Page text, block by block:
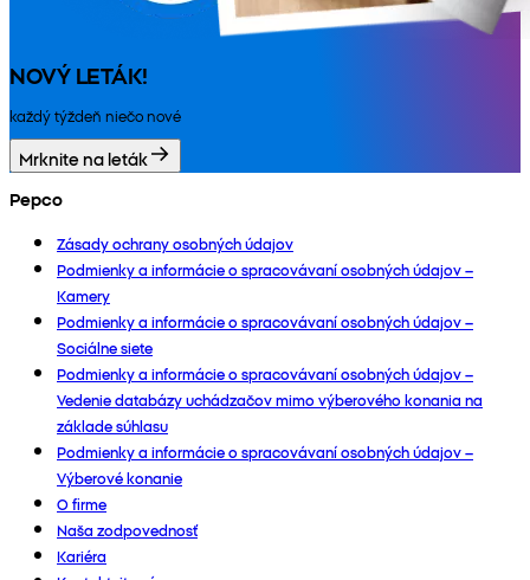
NOVÝ LETÁK!
každý týždeň niečo nové
Mrknite na leták
Pepco
Zásady ochrany osobných údajov
Podmienky a informácie o spracovávaní osobných údajov –
Kamery
Podmienky a informácie o spracovávaní osobných údajov –
Sociálne siete
Podmienky a informácie o spracovávaní osobných údajov –
Vedenie databázy uchádzačov mimo výberového konania na
základe súhlasu
Podmienky a informácie o spracovávaní osobných údajov –
Výberové konanie
O firme
Naša zodpovednosť
Kariéra